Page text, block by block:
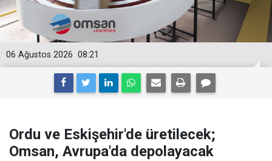
08:21
06 Ağustos 2026
Ordu ve Eskişehir'de üretilecek;
Omsan, Avrupa'da depolayacak